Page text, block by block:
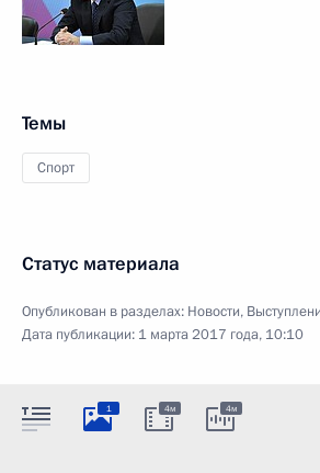
Темы
Спорт
Статус материала
Опубликован в разделах: Новости,
Дата публикации: 1 марта 2017 года, 10:10
1 4м 4м